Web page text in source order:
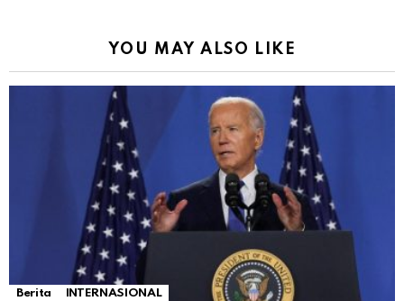
YOU MAY ALSO LIKE
Berita INTERNASIONAL